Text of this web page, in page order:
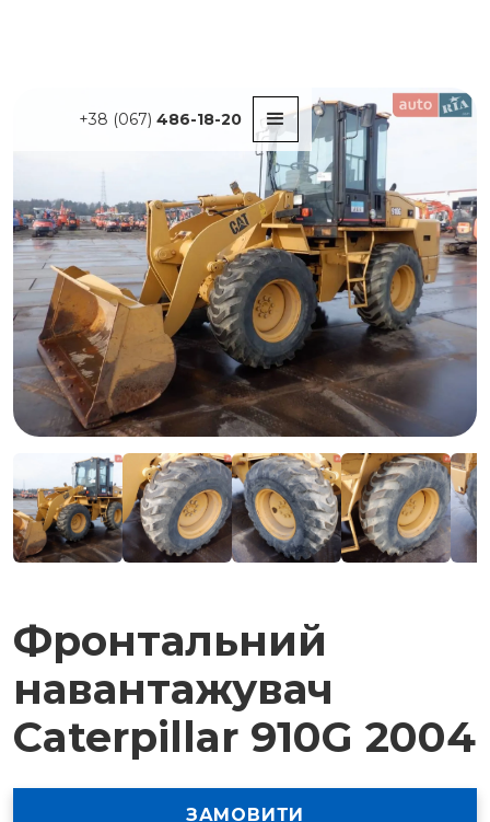
+38 (067) 486-18-20
Фронтальний
навантажувач
Caterpillar 910G 2004
ЗАМОВИТИ